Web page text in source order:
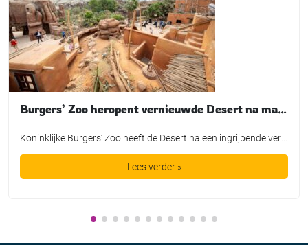
Burgers’ Zoo heropent vernieuwde Desert na maandenlange verbouwing
Lees verder »